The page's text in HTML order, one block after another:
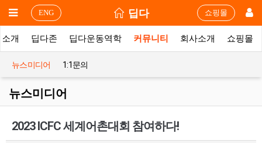
ENG 딥다 쇼핑몰
개 딥다존 딥다운동역학 커뮤니티 회사소개 쇼핑몰
뉴스미디어 1:1문의
뉴스미디어
2023 ICFC 세계어촌대회 참여하다!